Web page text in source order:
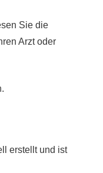
Sie die
Arzt oder
erstellt und ist